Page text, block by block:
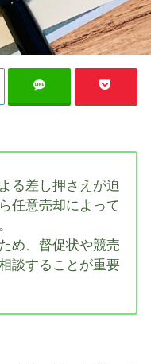
る差し押さえが迫
任意売却によって
め、督促状や競売
談することが重要